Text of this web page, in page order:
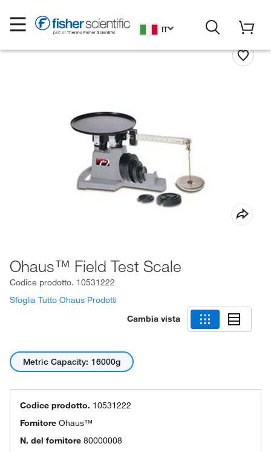
IT
Ohaus™ Field Test Scale
Codice prodotto. 10531222
Sfoglia Tutto Ohaus Prodotti
Cambia vista
Metric Capacity: 16000g
Codice prodotto. 10531222
Fornitore Ohaus™
N. del fornitore 80000008